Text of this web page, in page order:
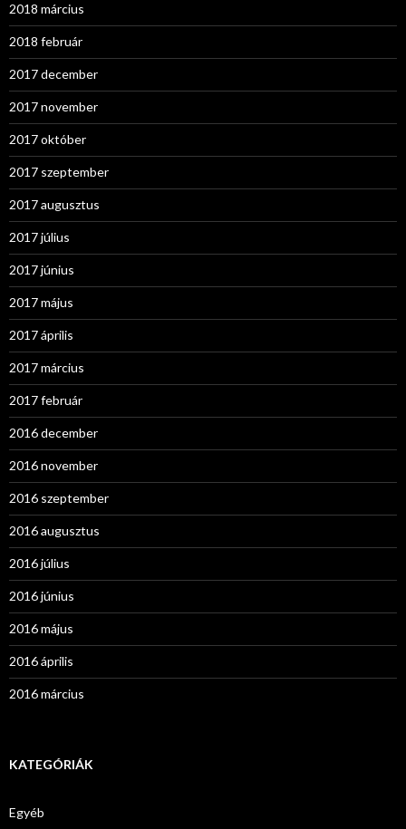
2018 március
2018 február
2017 december
2017 november
2017 október
2017 szeptember
2017 augusztus
2017 július
2017 június
2017 május
2017 április
2017 március
2017 február
2016 december
2016 november
2016 szeptember
2016 augusztus
2016 július
2016 június
2016 május
2016 április
2016 március
KATEGÓRIÁK
Egyéb